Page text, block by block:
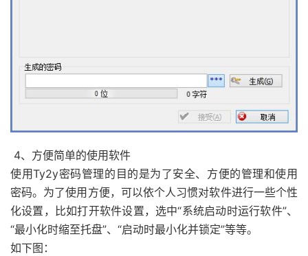
4、方便简单的使用软件
使用Ty2y密码管理的目的是为了安全、方便的管理和使用
密码。为了使用方便，可以依个人习惯对软件进行一些个性
化设置，比如打开软件设置，选中“系统启动时运行软件”、
“最小化时缩至托盘”、“启动时最小化并锁定”等等。
如下图：